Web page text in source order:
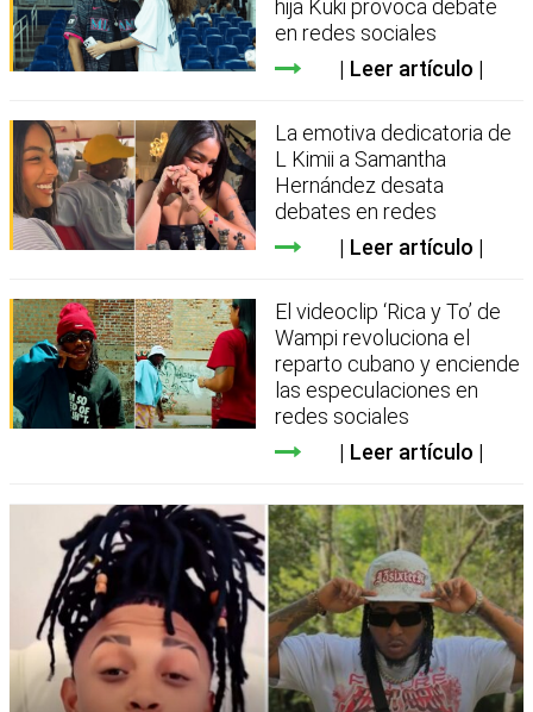
hija Kuki provoca debate
en redes sociales
Leer artículo
La emotiva dedicatoria de
L Kimii a Samantha
Hernández desata
debates en redes
Leer artículo
El videoclip ‘Rica y To’ de
Wampi revoluciona el
reparto cubano y enciende
las especulaciones en
redes sociales
Leer artículo